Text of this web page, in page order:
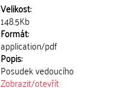
Velikost:
148.5Kb
Formát:
application/pdf
Popis:
Posudek vedoucího
Zobrazit/otevřít